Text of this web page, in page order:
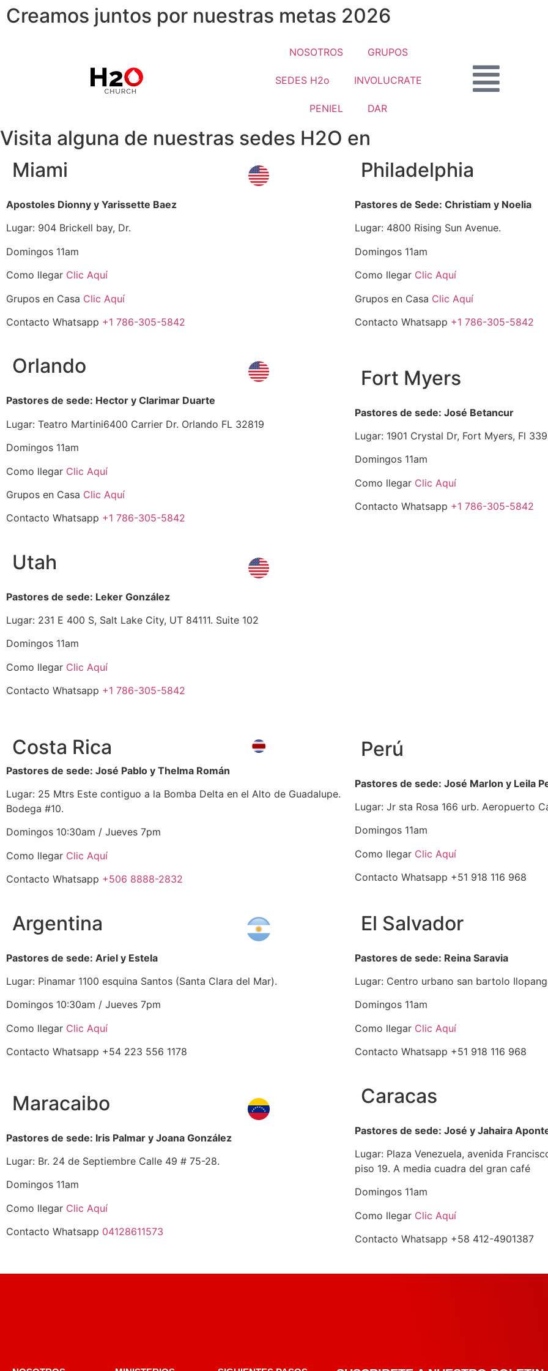
Creamos juntos por nuestras metas 2026
NOSOTROS GRUPOS
SEDES H2o INVOLUCRATE
PENIEL DAR
Visita alguna de nuestras sedes H2O en
Miami
Apostoles Dionny y Yarissette Baez
Lugar: 904 Brickell bay, Dr.
Domingos 11am
Como llegar Clic Aquí
Grupos en Casa Clic Aquí
Contacto Whatsapp +1 786-305-5842
Philadelphia
Pastores de Sede: Christiam y Noelia
Lugar: 4800 Rising Sun Avenue.
Domingos 11am
Como llegar Clic Aquí
Grupos en Casa Clic Aquí
Contacto Whatsapp +1 786-305-5842
Orlando
Pastores de sede: Hector y Clarimar Duarte
Lugar: Teatro Martini6400 Carrier Dr. Orlando FL 32819
Domingos 11am
Como llegar Clic Aquí
Grupos en Casa Clic Aquí
Contacto Whatsapp +1 786-305-5842
Fort Myers
Pastores de sede: José Betancur
Lugar: 1901 Crystal Dr, Fort Myers, Fl
Domingos 11am
Como llegar Clic Aquí
Contacto Whatsapp +1 786-305-5842
Utah
Pastores de sede: Leker González
Lugar: 231 E 400 S, Salt Lake City, UT 84111. Suite 102
Domingos 11am
Como llegar Clic Aquí
Contacto Whatsapp +1 786-305-5842
Costa Rica
Pastores de sede: José Pablo y Thelma Román
Lugar: 25 Mtrs Este contiguo a la Bomba Delta en el Alto de Guadalupe.
Bodega #10.
Domingos 10:30am / Jueves 7pm
Como llegar Clic Aquí
Contacto Whatsapp +506 8888-2832
Perú
Pastores de sede: José Marlon y Leila
Lugar: Jr sta Rosa 166 urb. Aeropuerto
Domingos 11am
Como llegar Clic Aquí
Contacto Whatsapp +51 918 116 968
Argentina
Pastores de sede: Ariel y Estela
Lugar: Pinamar 1100 esquina Santos (Santa Clara del Mar).
Domingos 10:30am / Jueves 7pm
Como llegar Clic Aquí
Contacto Whatsapp +54 223 556 1178
El Salvador
Pastores de sede: Reina Saravia
Lugar: Centro urbano san bartolo
Domingos 11am
Como llegar Clic Aquí
Contacto Whatsapp +51 918 116 968
Maracaibo
Pastores de sede: Iris Palmar y Joana González
Lugar: Br. 24 de Septiembre Calle 49 # 75-28.
Domingos 11am
Como llegar Clic Aquí
Contacto Whatsapp 04128611573
Caracas
Pastores de sede: José y Jahaira
Lugar: Plaza Venezuela, avenida
piso 19. A media cuadra del gran café
Domingos 11am
Como llegar Clic Aquí
Contacto Whatsapp +58 412-4901387